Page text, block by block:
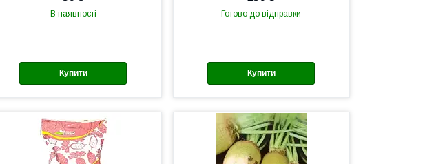
В наявності
Купити
Готово до відправки
Купити